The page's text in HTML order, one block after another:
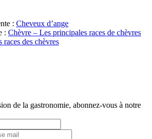
: Cheveux d’ange
: Chèvre – Les principales races de chèvres
races des chèvres
de la gastronomie, abonnez-vous à notre